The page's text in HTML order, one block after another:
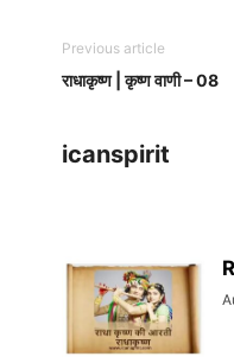
Previous article
राधाकृष्ण | कृष्ण वाणी – 08
icanspirit